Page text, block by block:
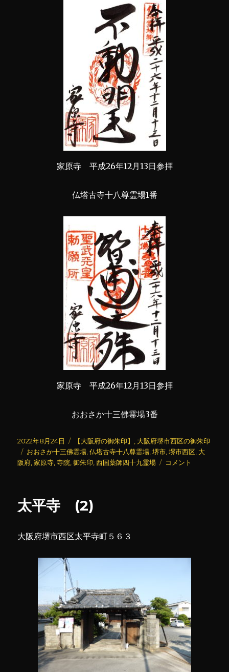
家原寺 平成26年12月13日参拝
仏塔古寺十八尊霊場1番
家原寺 平成26年12月13日参拝
おおさか十三佛霊場3番
投
稿
日:
2022年8月24日
カ
テ
ゴ
【大阪府の御朱印】
大阪府堺市西区の御朱印
タ
グ
おおさか十三佛霊場 ,仏塔古寺十八尊霊場 ,堺市 ,堺市西区 大
阪府 ,家原寺 ,寺院 ,御朱印 ,西国薬師四十九霊場
家
コメント
太平寺 (2)
大阪府堺市西区太平寺町５６３